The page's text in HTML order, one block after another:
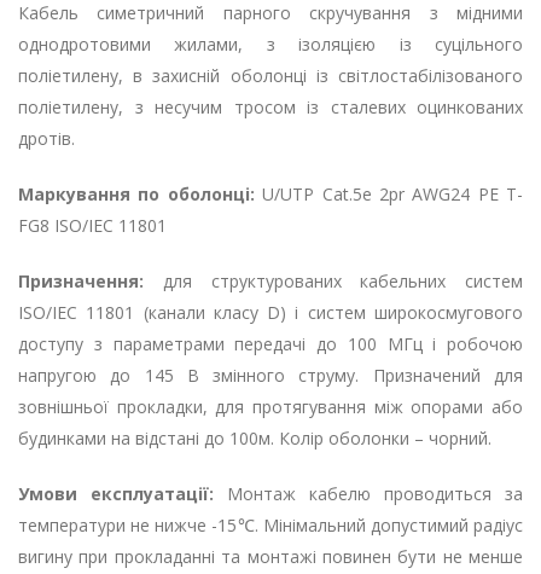
Кабель симетричний парного скручування з мідними
однодротовими жилами, з ізоляцією із суцільного
поліетилену, в захисній оболонці із світлостабілізованого
поліетилену, з несучим тросом із сталевих оцинкованих
дротів.
Маркування по оболонці: U/UTP Cat.5e 2pr AWG24 PE T-
FG8 ISO/IEC 11801
Призначення: для структурованих кабельних систем
ISO/IEC 11801 (канали класу D) і систем широкосмугового
доступу з параметрами передачі до 100 МГц і робочою
напругою до 145 В змінного струму. Призначений для
зовнішньої прокладки, для протягування між опорами або
будинками на відстані до 100м. Колір оболонки – чорний.
Умови експлуатації: Монтаж кабелю проводиться за
температури не нижче -15℃. Мінімальний допустимий радіус
вигину при прокладанні та монтажі повинен бути не менше